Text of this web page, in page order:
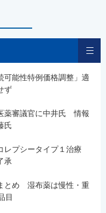
能性特例価格調整」適
ず
薬審議官に中井氏 情報
氏
プシータイプ１治療
承
とめ 湿布薬は慢性・重
目